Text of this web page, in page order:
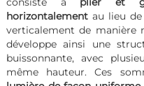
horizontalement au lieu de
verticalement de manière
développe ainsi une
buissonnante, avec
même hauteur. Ces